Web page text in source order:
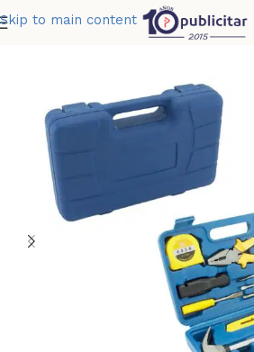
Skip to main content
HERRAMIENTERO 4